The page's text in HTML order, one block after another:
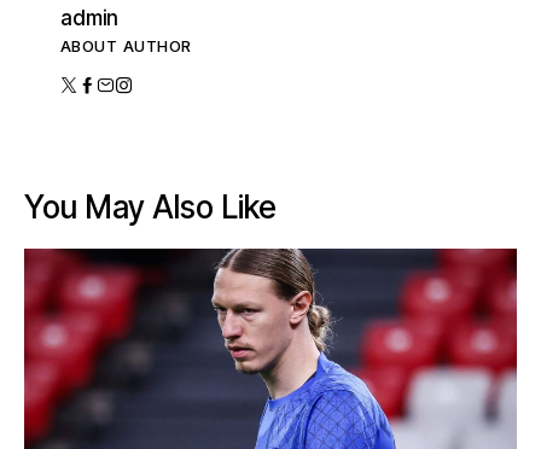
admin
ABOUT AUTHOR
You May Also Like